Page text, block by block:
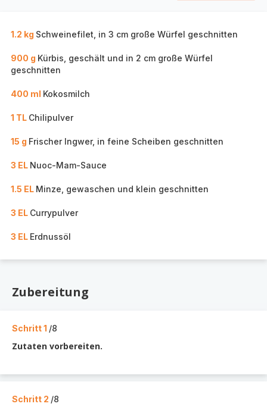
1.2 kg Schweinefilet, in 3 cm große Würfel geschnitten
900 g Kürbis, geschält und in 2 cm große Würfel
geschnitten
400 ml Kokosmilch
1 TL Chilipulver
15 g Frischer Ingwer, in feine Scheiben geschnitten
3 EL Nuoc-Mam-Sauce
1.5 EL Minze, gewaschen und klein geschnitten
3 EL Currypulver
3 EL Erdnussöl
Zubereitung
Schritt 1 /8
Zutaten vorbereiten.
Schritt 2 /8